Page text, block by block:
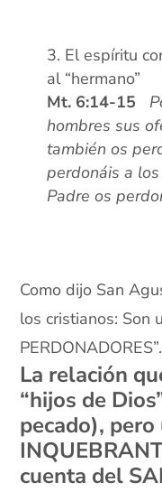
El espíritu
al “hermano”
Mt. 6:14-15
hombres sus
también os
perdonáis a
Padre os
Como dijo San
los cristianos: Son
PERDONADORES”.
La relación
“hijos de
pecado),
cuenta del